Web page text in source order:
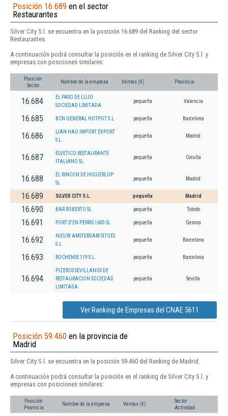
Posición 16.689 en el sector
Restaurantes
Silver City S.l. se encuentra en la posición 16.689 del Ranking del sector
Restaurantes.
A continuación podrá consultar la posición en el ranking de Silver City S.l. y
empresas con posiciones similares:
Posición
Sector
Nombre de la empresa Ventas (€) Provincia
16.684
EL PASO DE LUJO
SOCIEDAD LIMITADA.
pequeña Valencia
16.685 BCN GENERAL HOTPOT S.L. pequeña Barcelona
16.686
LIAN HAO IMPORT EXPORT
S L.
pequeña Madrid
16.687
ELVETICO RESTAURANTE
ITALIANO SL.
pequeña Coruña
16.688
EL RINCON DE HIGUERLOP
SL
pequeña Madrid
16.689 SILVER CITY S.L. pequeña Madrid
16.690 BAR ROBERTO SL pequeña Toledo
16.691 PORT D'EN PERRIS 1600 SL pequeña Gerona
16.692
NIEUW AMSTERDAM SITGES
S.L.
pequeña Barcelona
16.693 ROCHENSE 119 S.L. pequeña Barcelona
16.694
PIZEROS SEVILLANOS DE
RESTAURACION SOCIEDAD
LIMITADA.
pequeña Sevilla
Ver Ranking de Empresas del CNAE 5611
Posición 59.460 en la provincia de
Madrid
Silver City S.l. se encuentra en la posición 59.460 del Ranking de Madrid.
A continuación podrá consultar la posición en el ranking de Silver City S.l. y
empresas con posiciones similares:
Posición
Provincia
Nombre de la empresa Ventas (€)
Sector
Actividad